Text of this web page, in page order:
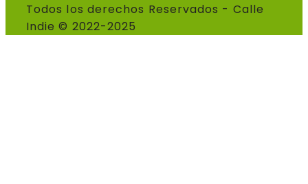
Todos los derechos Reservados - Calle
Indie © 2022-2025